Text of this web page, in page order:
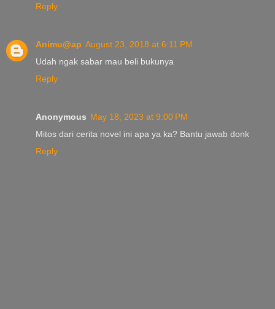
Reply
Animu@ap August 23, 2018 at 6:11 PM
Udah ngak sabar mau beli bukunya
Reply
Anonymous May 18, 2023 at 9:00 PM
Mitos dari cerita novel ini apa ya ka? Bantu jawab donk
Reply